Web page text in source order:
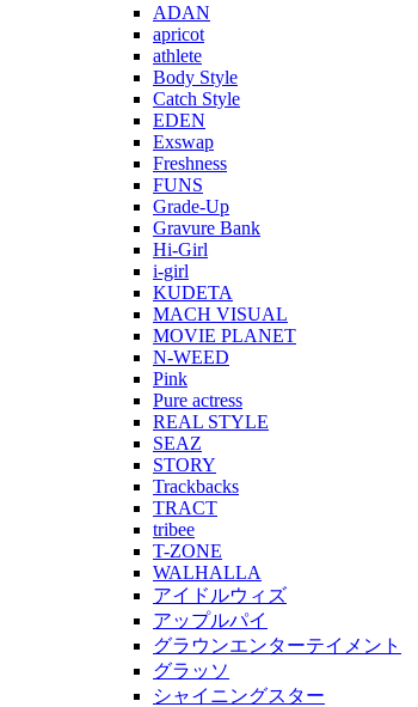
ADAN
apricot
athlete
Body Style
Catch Style
EDEN
Exswap
Freshness
FUNS
Grade-Up
Gravure Bank
Hi-Girl
i-girl
KUDETA
MACH VISUAL
MOVIE PLANET
N-WEED
Pink
Pure actress
REAL STYLE
SEAZ
STORY
Trackbacks
TRACT
tribee
T-ZONE
WALHALLA
アイドルウィズ
アップルパイ
グラウンエンターテイメント
グラッソ
シャイニングスター